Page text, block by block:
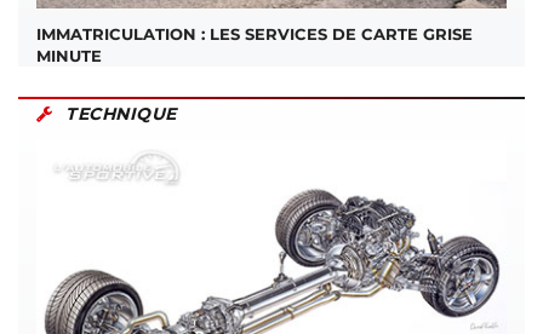
IMMATRICULATION : LES SERVICES DE CARTE GRISE
MINUTE
TECHNIQUE